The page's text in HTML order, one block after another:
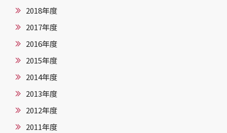
2018年度
2017年度
2016年度
2015年度
2014年度
2013年度
2012年度
2011年度